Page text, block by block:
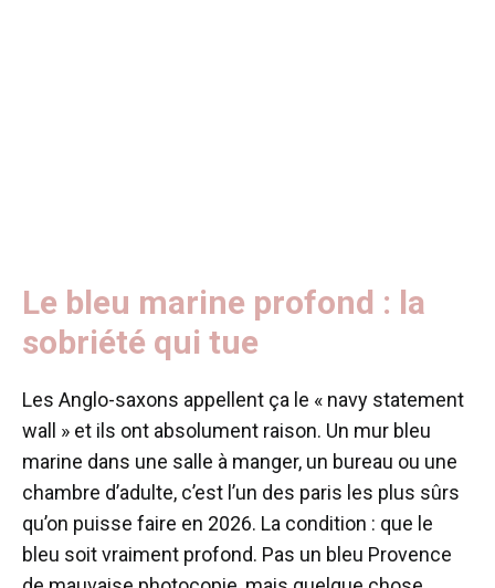
Le bleu marine profond : la
sobriété qui tue
Les Anglo-saxons appellent ça le « navy statement
wall » et ils ont absolument raison. Un mur bleu
marine dans une salle à manger, un bureau ou une
chambre d’adulte, c’est l’un des paris les plus sûrs
qu’on puisse faire en 2026. La condition : que le
bleu soit vraiment profond. Pas un bleu Provence